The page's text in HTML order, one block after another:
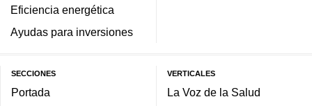
Eficiencia energética
Ayudas para inversiones
SECCIONES
Portada
VERTICALES
La Voz de la Salud